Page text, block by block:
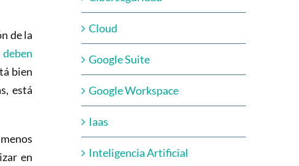
de la
bien
está
en
Cloud
Google Suite
Google Workspace
Iaas
Inteligencia Artificial